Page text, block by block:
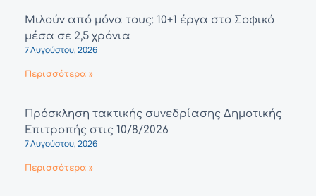
Μιλούν από μόνα τους: 10+1 έργα στο Σοφικό
μέσα σε 2,5 χρόνια
7 Αυγούστου, 2026
Περισσότερα »
Πρόσκληση τακτικής συνεδρίασης Δημοτικής
Επιτροπής στις 10/8/2026
7 Αυγούστου, 2026
Περισσότερα »